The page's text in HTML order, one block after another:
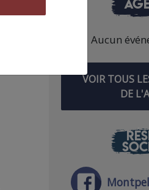
Aucun
VOIR TOUS
DE